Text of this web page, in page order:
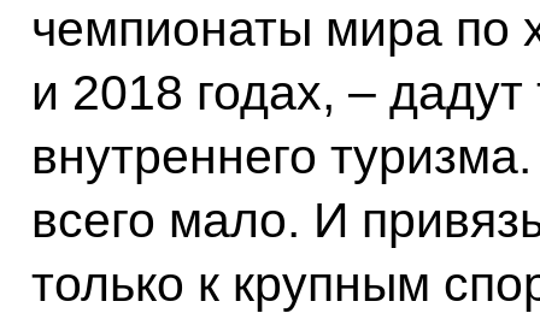
чемпионаты мира по
и 2018 годах, –
внутреннего
всего мало. И
только к крупным